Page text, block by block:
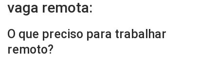
vaga remota:
O que preciso para trabalhar
remoto?